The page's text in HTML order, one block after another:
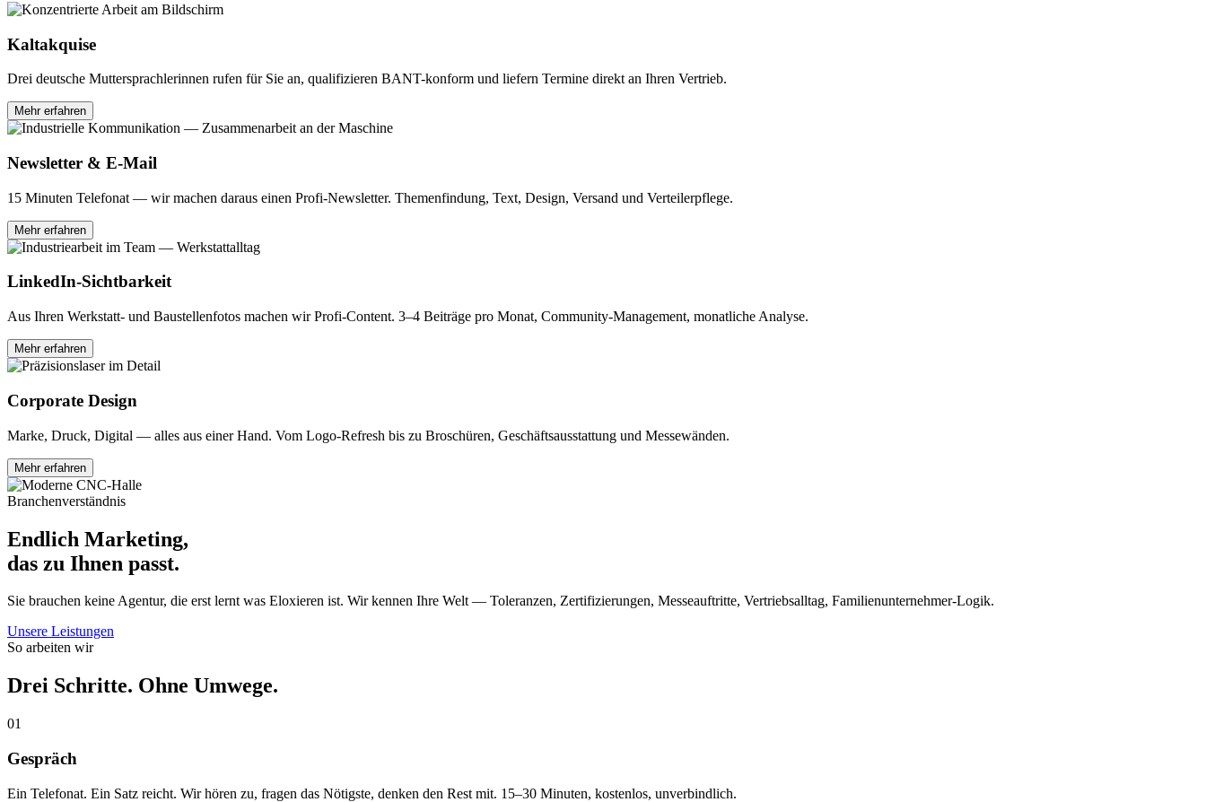
Kaltakquise
Drei deutsche Muttersprachlerinnen rufen für Sie an, qualifizieren BANT-konform und liefern Termine direkt an Ihren Vertrieb.
Mehr erfahren
Newsletter & E-Mail
15 Minuten Telefonat — wir machen daraus einen Profi-Newsletter. Themenfindung, Text, Design, Versand und Verteilerpflege.
Mehr erfahren
LinkedIn-Sichtbarkeit
Aus Ihren Werkstatt- und Baustellenfotos machen wir Profi-Content. 3–4 Beiträge pro Monat, Community-Management, monatliche Analyse.
Mehr erfahren
Corporate Design
Marke, Druck, Digital — alles aus einer Hand. Vom Logo-Refresh bis zu Broschüren, Geschäftsausstattung und Messewänden.
Mehr erfahren
Branchenverständnis
Endlich Marketing,
das zu Ihnen passt.
Sie brauchen keine Agentur, die erst lernt was Eloxieren ist. Wir kennen Ihre Welt — Toleranzen, Zertifizierungen, Messeauftritte, Vertriebsalltag, Familienunternehmer-Logik.
Unsere Leistungen
So arbeiten wir
Drei Schritte. Ohne Umwege.
01
Gespräch
Ein Telefonat. Ein Satz reicht. Wir hören zu, fragen das Nötigste, denken den Rest mit. 15–30 Minuten, kostenlos, unverbindlich.